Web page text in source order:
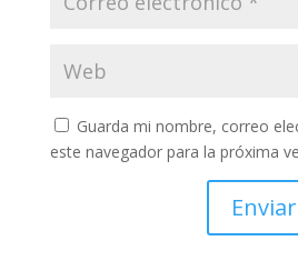
Guarda mi nombre, correo
este navegador para la próxima